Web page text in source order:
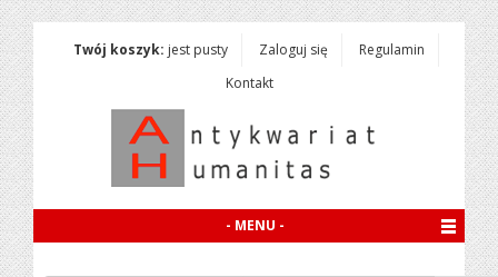
Twój koszyk: jest pusty Zaloguj się
Regulamin
Kontakt
- MENU -